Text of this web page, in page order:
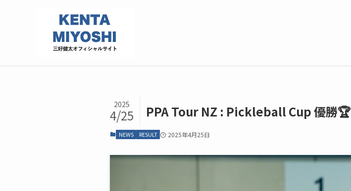
PPA Tour NZ : Pickleball Cup 優勝🏆
2025
4/25
NEWS RESULT 2025年4月25日